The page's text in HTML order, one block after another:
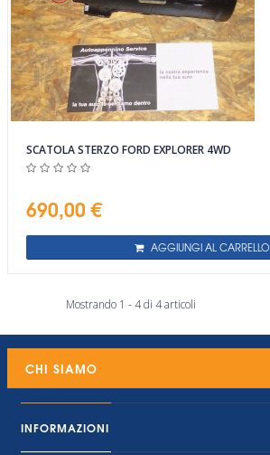
SCATOLA STERZO FORD EXPLORER 4WD
690,00 €
AGGIUNGI AL CARRELLO
Mostrando 1 - 4 di 4 articoli
CHI SIAMO
INFORMAZIONI